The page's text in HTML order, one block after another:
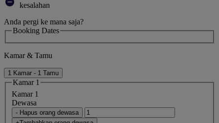
kesalahan
Anda pergi ke mana saja?
Booking Dates
Kamar & Tamu
1 Kamar - 1 Tamu
Kamar 1
Kamar 1
Dewasa
- Hapus orang dewasa